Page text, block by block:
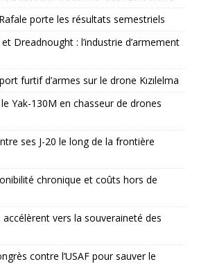
porte les résultats semestriels
Dreadnought : l’industrie d’armement
furtif d’armes sur le drone Kızılelma
Yak-130M en chasseur de drones
ses J-20 le long de la frontière
chronique et coûts hors de
vers la souveraineté des
contre l’USAF pour sauver le